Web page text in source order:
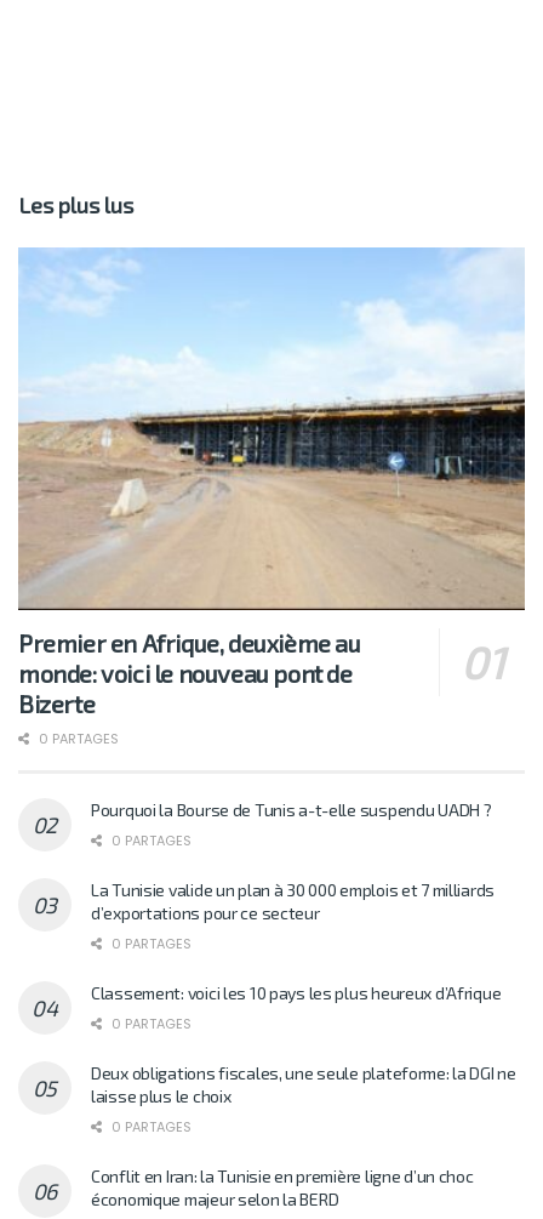
Les plus lus
Premier en Afrique, deuxième au
monde: voici le nouveau pont de
Bizerte
0 PARTAGES
Pourquoi la Bourse de Tunis a-t-elle suspendu UADH ?
0 PARTAGES
La Tunisie valide un plan à 30 000 emplois et 7 milliards
d’exportations pour ce secteur
0 PARTAGES
Classement: voici les 10 pays les plus heureux d’Afrique
0 PARTAGES
Deux obligations fiscales, une seule plateforme: la DGI ne
laisse plus le choix
0 PARTAGES
Conflit en Iran: la Tunisie en première ligne d’un choc
économique majeur selon la BERD